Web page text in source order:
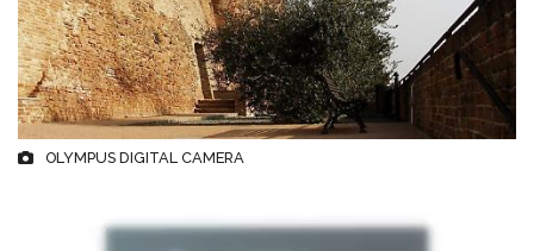
OLYMPUS DIGITAL CAMERA